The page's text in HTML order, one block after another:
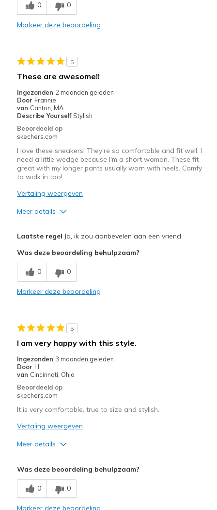
Comfortable
Beste toepassingen
Going Out
Sizing
Feels true to size
View On Shoes
I'm Really Into Shoes
0 0
Markeer deze beoordeling
5
These are awesome!!
Ingezonden 2 maanden geleden
Door Frannie
van Canton, MA
Describe Yourself Stylish
Beoordeeld op
skechers.com
I love these sneakers! They're so comfortable and fit well. I
need a little wedge because I'm a short woman. These fit
great with my longer pants usually worn with heels. Comfy
to walk in too!
Vertaling weergeven
Meer details
Breathe Well
Comfortable
Beste toepassingen
Day to day
Travel
Walking
Width
Feels true to width
Sizing
Laatste regel Ja, ik zou aanbevelen aan een vriend
Was deze beoordeling behulpzaam?
0 0
Markeer deze beoordeling
5
I am very happy with this style.
Ingezonden 3 maanden geleden
Door H.
van Cincinnati, Ohio
Beoordeeld op
skechers.com
It is very comfortable, true to size and stylish.
Vertaling weergeven
Meer details
Beste toepassingen
Was deze beoordeling behulpzaam?
0 0
Markeer deze beoordeling